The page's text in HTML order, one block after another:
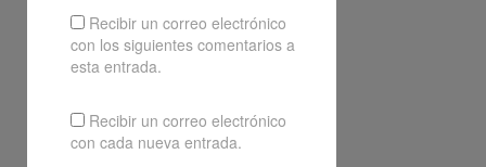
Recibir un correo electrónico
con los siguientes comentarios a
esta entrada.
Recibir un correo electrónico
con cada nueva entrada.